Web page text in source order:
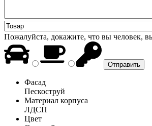
Пожалуйста, докажите, что вы человек,
Фасад
Пескоструй
Материал корпуса
ЛДСП
Цвет